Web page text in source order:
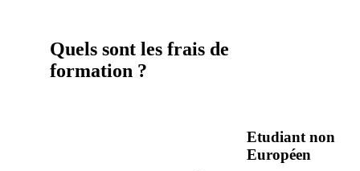
Quels sont les frais de
formation ?
Etudiant non
Européen